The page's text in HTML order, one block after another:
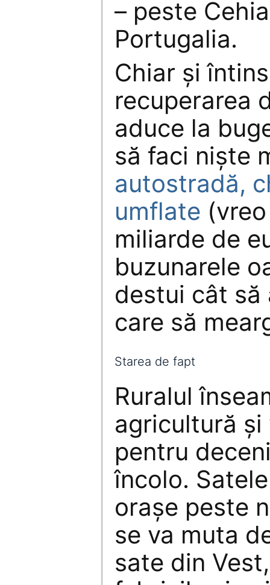
– peste
Portugalia.
Chiar și
recuperarea
aduce la
să faci niște
autostradă,
umflate
miliarde de
buzunarele
destui cât să
care să
Starea de fapt
Ruralul
agricultură și
pentru
încolo.
orașe peste
se va muta
sate din